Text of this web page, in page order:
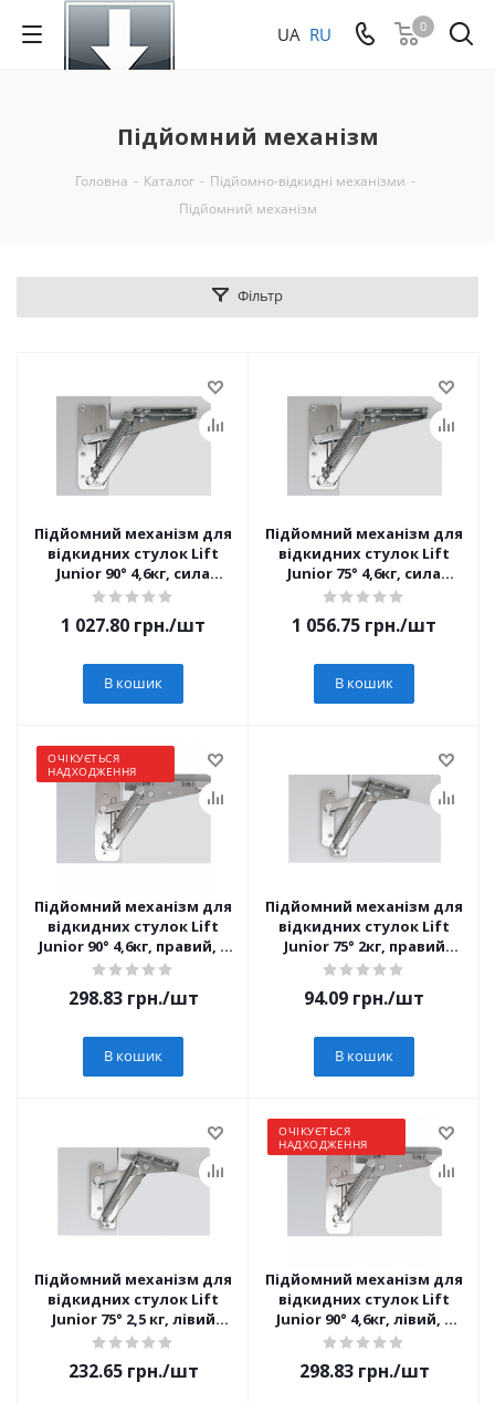
0
UA RU
Підйомний механізм
Головна - Каталог - Підйомно-відкидні механізми -
Підйомний механізм
Фільтр
Підйомний механізм для
відкидних стулок Lift
Junior 90° 4,6кг, сила
пружини 80-220N,
регулюванням (10921)
1 027.80 грн./шт
В кошик
Підйомний механізм для
відкидних стулок Lift
Junior 75° 4,6кг, сила
пружини 80-220N,
регулюванням (40721)
1 056.75 грн./шт
В кошик
ОЧІКУЄТЬСЯ
НАДХОДЖЕННЯ
Підйомний механізм для
відкидних стулок Lift
Junior 90° 4,6кг, правий, з
регулюванням, для
профілю (1067628)
298.83грн./шт
В кошик
Підйомний механізм для
відкидних стулок Lift
Junior 75° 2кг, правий
(1001145)
94.09 грн./шт
В кошик
Підйомний механізм для
відкидних стулок Lift
Junior 75° 2,5 кг, лівий
(1001142)
232.65грн./шт
ОЧІКУЄТЬСЯ
НАДХОДЖЕННЯ
Підйомний механізм для
відкидних стулок Lift
Junior 90° 4,6кг, лівий, з
регулюванням, для
профілю (1067627)
298.83грн./шт